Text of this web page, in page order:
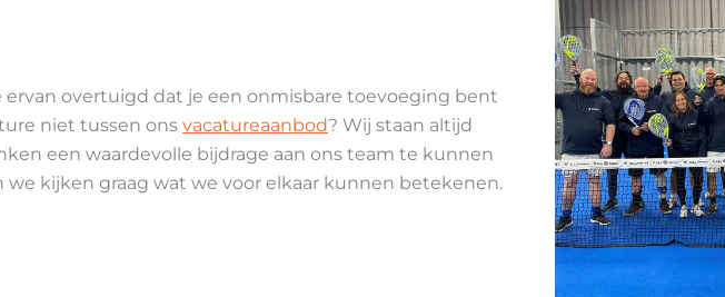
ervan overtuigd dat je een onmisbare toevoeging bent
niet tussen ons vacatureaanbod? Wij staan altijd
een waardevolle bijdrage aan ons team te kunnen
we kijken graag wat we voor elkaar kunnen betekenen.